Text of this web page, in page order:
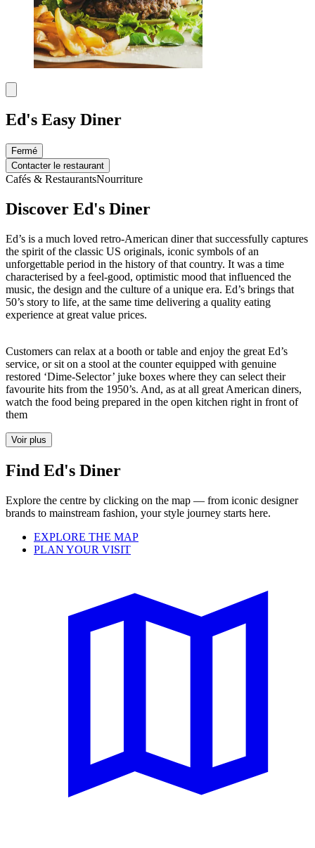
Ed's Easy Diner
Fermé
Contacter le restaurant
Cafés & RestaurantsNourriture
Discover Ed's Diner
Ed’s is a much loved retro-American diner that successfully captures
the spirit of the classic US originals, iconic symbols of an
unforgettable period in the history of that country. It was a time
characterised by a feel-good, optimistic mood that influenced the
music, the design and the culture of a unique era. Ed’s brings that
50’s story to life, at the same time delivering a quality eating
experience at great value prices.
Customers can relax at a booth or table and enjoy the great Ed’s
service, or sit on a stool at the counter equipped with genuine
restored ‘Dime-Selector’ juke boxes where they can select their
favourite hits from the 1950’s. And, as at all great American diners,
watch the food being prepared in the open kitchen right in front of
them
Voir plus
Find Ed's Diner
Explore the centre by clicking on the map — from iconic designer
brands to mainstream fashion, your style journey starts here.
EXPLORE THE MAP
PLAN YOUR VISIT